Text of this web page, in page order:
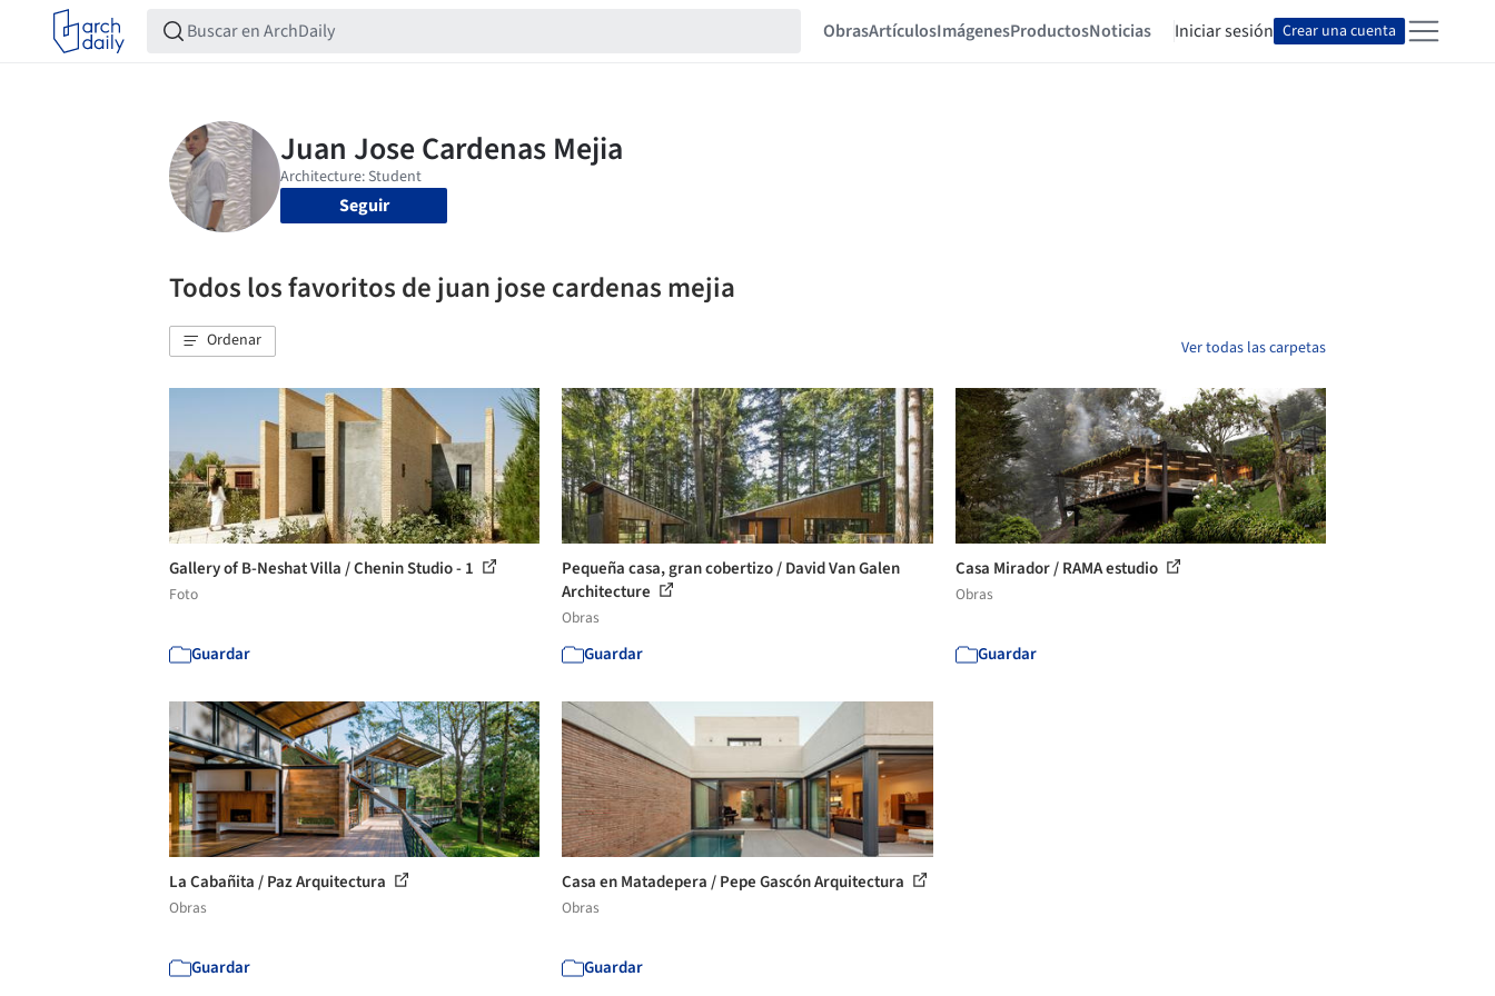
ObrasArtículosImágenesProductosNoticias Iniciar sesión Crear una cuenta
Seguir
Todos los favoritos de juan jose cardenas mejia
Ordenar Ver todas las carpetas
Gallery of B-Neshat Villa / Chenin Studio - 1
Foto
Guardar
Pequeña casa, gran cobertizo / David Van Galen
Architecture
Obras
Guardar
Casa Mirador / RAMA estudio
Obras
Guardar
La Cabañita / Paz Arquitectura
Obras
Guardar
Casa en Matadepera / Pepe Gascón Arquitectura
Obras
Guardar